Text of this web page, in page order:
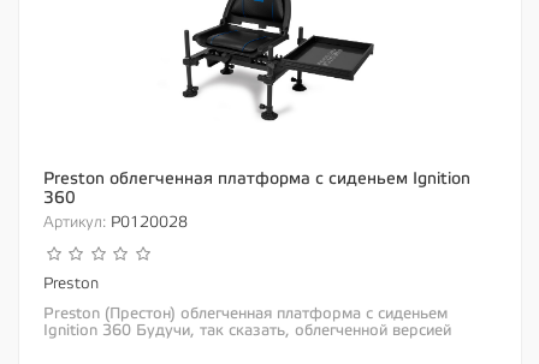
Preston облегченная платформа с сиденьем Ignition
360
Артикул: P0120028
Preston
Preston (Престон) облегченная платформа с сиденьем
Ignition 360 Будучи, так сказать, облегченной версией